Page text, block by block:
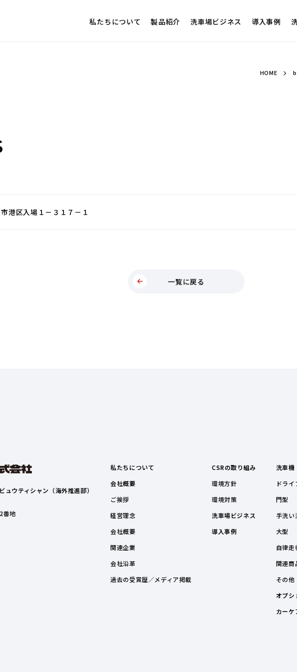
私たちについて 製品紹介 洗車場ビジネス 導入事例
HOME
港区入場１－３１７－１
一覧に戻る
ュウティシャン（海外推進部）
番地
私たちについて
会社概要
ご挨拶
経営理念
会社概要
関連企業
会社沿革
過去の受賞歴／メディア掲載
CSRの取り組み
環境方針
環境対策
洗車場ビジネス
導入事例
洗車機
ドラ
門型
手洗い
大型
自律走
関連商
その他
オプシ
カーケ